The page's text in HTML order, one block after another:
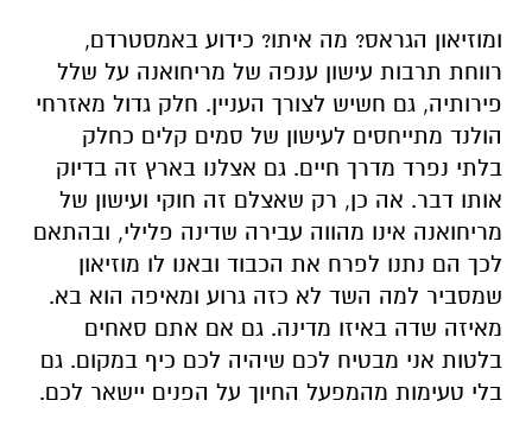
ומוזיאון הגראס? מה איתו? כידוע באמסטרדם,
רווחת תרבות עישון ענפה של מריחואנה על שלל
פירותיה, גם חשיש לצורך העניין. חלק גדול מאזרחי
הולנד מתייחסים לעישון של סמים קלים כחלק
בלתי נפרד מדרך חיים. גם אצלנו בארץ זה בדיוק
אותו דבר. אה כן, רק שאצלם זה חוקי ועישון של
מריחואנה אינו מהווה עבירה שדינה פלילי, ובהתאם
לכך הם נתנו לפרח את הכבוד ובאנו לו מוזיאון
שמסביר למה השד לא כזה גרוע ומאיפה הוא בא.
מאיזה שדה באיזו מדינה. גם אם אתם סאחים
בלטות אני מבטיח לכם שיהיה לכם כיף במקום. גם
בלי טעימות מהמפעל החיוך על הפנים יישאר לכם.